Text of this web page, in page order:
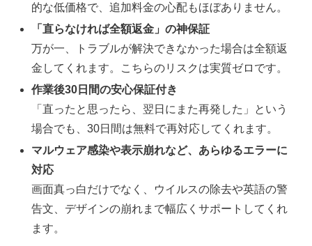
的な低価格で、追加料金の心配もほぼありません。
「直らなければ全額返金」の神保証
万が一、トラブルが解決できなかった場合は全額返
金してくれます。こちらのリスクは実質ゼロです。
作業後30日間の安心保証付き
「直ったと思ったら、翌日にまた再発した」という
場合でも、30日間は無料で再対応してくれます。
マルウェア感染や表示崩れなど、あらゆるエラーに
対応
画面真っ白だけでなく、ウイルスの除去や英語の警
告文、デザインの崩れまで幅広くサポートしてくれ
ます。